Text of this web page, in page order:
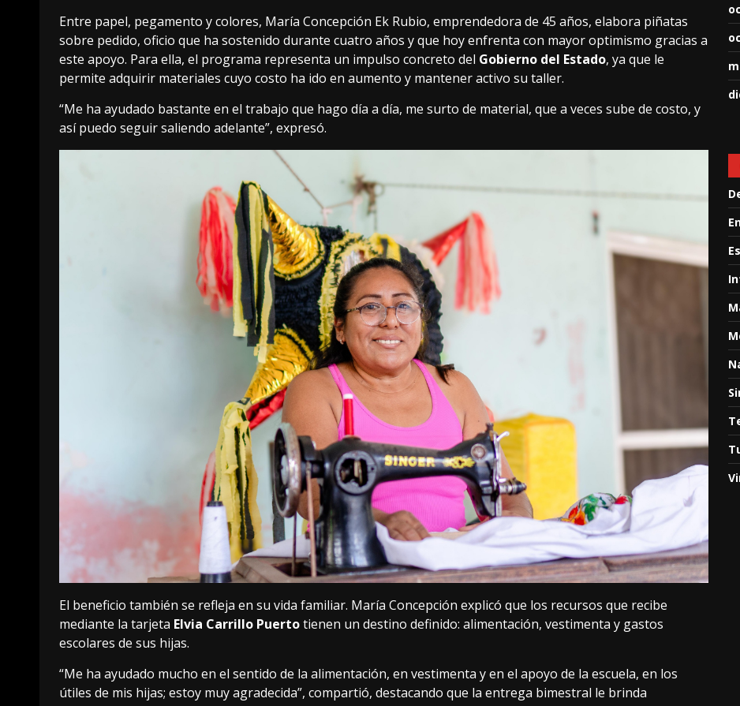
Entre papel, pegamento y colores, María Concepción Ek Rubio, emprendedora de 45 años, elabora piñatas
sobre pedido, oficio que ha sostenido durante cuatro años y que hoy enfrenta con mayor optimismo gracias a
este apoyo. Para ella, el programa representa un impulso concreto del Gobierno del Estado, ya que le
permite adquirir materiales cuyo costo ha ido en aumento y mantener activo su taller.
“Me ha ayudado bastante en el trabajo que hago día a día, me surto de material, que a veces sube de costo, y
así puedo seguir saliendo adelante”, expresó.
El beneficio también se refleja en su vida familiar. María Concepción explicó que los recursos que recibe
mediante la tarjeta Elvia Carrillo Puertotienen un destino definido: alimentación, vestimenta y gastos
escolares de sus hijas.
“Me ha ayudado mucho en el sentido de la alimentación, en vestimenta y en el apoyo de la escuela, en los
útiles de mis hijas; estoy muy agradecida”, compartió, destacando que la entrega bimestral le brinda